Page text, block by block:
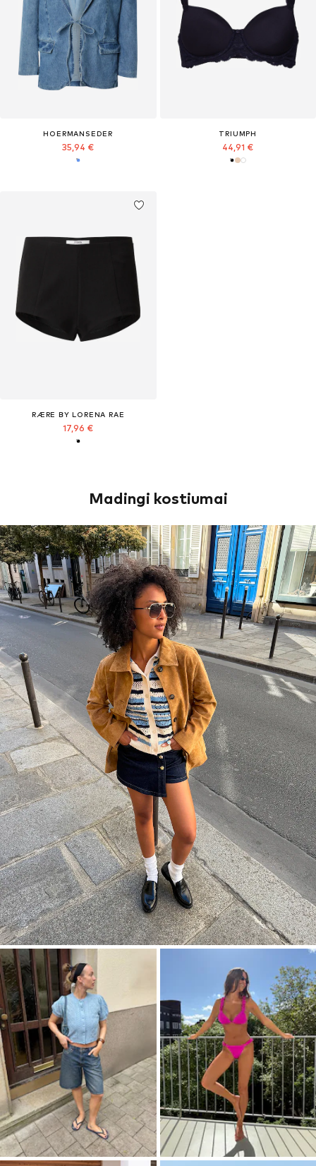
HOERMANSEDER
35,94 €
TRIUMPH
44,91 €
RÆRE BY LORENA RAE
17,96 €
Madingi kostiumai